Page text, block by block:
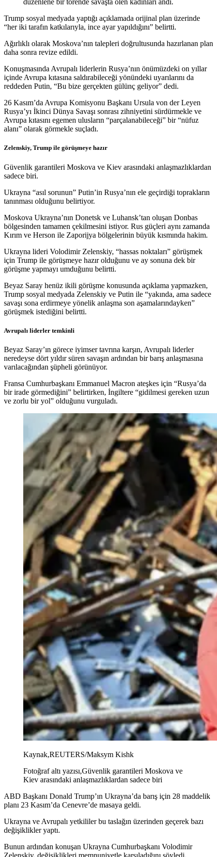
düzenlene bir törende savaşta ölen kadınları andı.
Trump sosyal medyada yaptığı açıklamada orijinal plan üzerinde
“her iki tarafın katkılarıyla, ince ayar yapıldığını” belirtti.
Ağırlıklı olarak Moskova’nın talepleri doğrultusunda hazırlanan plan
daha sonra revize edildi.
Konuşmasında Avrupalı liderlerin Rusya’nın önümüzdeki on yıllar
içinde Avrupa kıtasına saldırabileceği yönündeki uyarılarını da
reddeden Putin, “Bu bize gerçekten gülünç geliyor” dedi.
26 Kasım’da Avrupa Komisyonu Başkanı Ursula von der Leyen
Rusya’yı İkinci Dünya Savaşı sonrası zihniyetini sürdürmekle ve
Avrupa kıtasını egemen ulusların “parçalanabileceği” bir “nüfuz
alanı” olarak görmekle suçladı.
Zelenskiy, Trump ile görüşmeye hazır
Güvenlik garantileri Moskova ve Kiev arasındaki anlaşmazlıklardan
sadece biri.
Ukrayna “asıl sorunun” Putin’in Rusya’nın ele geçirdiği toprakların
tanınması olduğunu belirtiyor.
Moskova Ukrayna’nın Donetsk ve Luhansk’tan oluşan Donbas
bölgesinden tamamen çekilmesini istiyor. Rus güçleri aynı zamanda
Kırım ve Herson ile Zaporijya bölgelerinin büyük kısmında hakim.
Ukrayna lideri Volodimir Zelenskiy, “hassas noktaları” görüşmek
için Trump ile görüşmeye hazır olduğunu ve ay sonuna dek bir
görüşme yapmayı umduğunu belirtti.
Beyaz Saray henüz ikili görüşme konusunda açıklama yapmazken,
Trump sosyal medyada Zelenskiy ve Putin ile “yakında, ama sadece
savaşı sona erdirmeye yönelik anlaşma son aşamalarındayken”
görüşmek istediğini belirtti.
Avrupalı liderler temkinli
Beyaz Saray’ın görece iyimser tavrına karşın, Avrupalı liderler
neredeyse dört yıldır süren savaşın ardından bir barış anlaşmasına
varılacağından şüpheli görünüyor.
Fransa Cumhurbaşkanı Emmanuel Macron ateşkes için “Rusya’da
bir irade görmediğini” belirtirken, İngiltere “gidilmesi gereken uzun
ve zorlu bir yol” olduğunu vurguladı.
Kaynak,REUTERS/Maksym Kishk
Fotoğraf altı yazısı,Güvenlik garantileri Moskova ve
Kiev arasındaki anlaşmazlıklardan sadece biri
ABD Başkanı Donald Trump’ın Ukrayna’da barış için 28 maddelik
planı 23 Kasım’da Cenevre’de masaya geldi.
Ukrayna ve Avrupalı yetkililer bu taslağın üzerinden geçerek bazı
değişiklikler yaptı.
Bunun ardından konuşan Ukrayna Cumhurbaşkanı Volodimir
Zelenskiy, değişiklikleri memnuniyetle karşıladığını söyledi.